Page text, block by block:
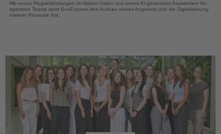
Mit neuen Flugverbindungen im Nahen Osten und einem KI-gestützten Assistenten für
operative Teams setzt SunExpress den Ausbau seines Angebots und die Digitalisierung
interner Prozesse fort.